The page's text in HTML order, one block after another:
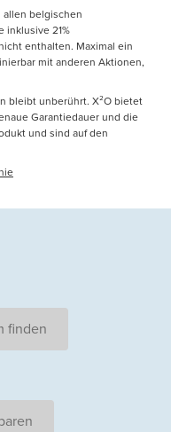
allen belgischen
inklusive 21%
enthalten. Maximal ein
mit anderen Aktionen,
bleibt unberührt. X²O bietet
Garantiedauer und die
und sind auf den
finden